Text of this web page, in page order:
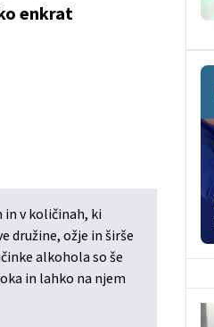
enkrat
v količinah, ki
družine, ožje in širše
alkohola so še
in lahko na njem